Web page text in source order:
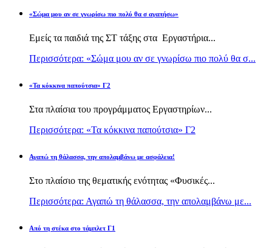
«Σώμα μου αν σε γνωρίσω πιο πολύ θα σ αγαπήσω»
Εμείς τα παιδιά της ΣΤ τάξης στα Εργαστήρια...
Περισσότερα: «Σώμα μου αν σε γνωρίσω πιο πολύ θα σ...
«Τα κόκκινα παπούτσια» Γ2
Στα πλαίσια του προγράμματος Εργαστηρίων...
Περισσότερα: «Τα κόκκινα παπούτσια» Γ2
Αγαπώ τη θάλασσα, την απολαμβάνω με ασφάλεια!
Στο πλαίσιο της θεματικής ενότητας «Φυσικές...
Περισσότερα: Αγαπώ τη θάλασσα, την απολαμβάνω με...
Από τη στέκα στο τάμπλετ Γ1